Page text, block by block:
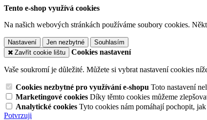
Tento e-shop využívá cookies
Na našich webových stránkách používáme soubory cookies.
Nastavení Jen nezbytné
Souhlasím
Zavřít cookie lištu
Cookies nastavení
Vaše soukromí je důležité. Můžete si vybrat nastavení cookies
Cookies nezbytné pro využívání e-shopu Toto nastavení
Marketingové cookies Díky těmto cookies můžeme
Analytické cookies Tyto cookies nám pomáhají pochopit,
Potvrzuji